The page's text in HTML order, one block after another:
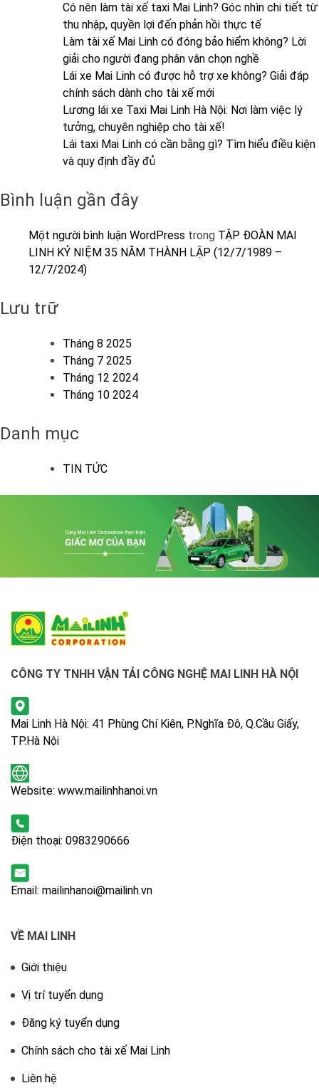
Có nên làm tài xế taxi Mai Linh? Góc nhìn chi tiết từ
thu nhập, quyền lợi đến phản hồi thực tế
Làm tài xế Mai Linh có đóng bảo hiểm không? Lời
giải cho người đang phân vân chọn nghề
Lái xe Mai Linh có được hỗ trợ xe không? Giải đáp
chính sách dành cho tài xế mới
Lương lái xe Taxi Mai Linh Hà Nội: Nơi làm việc lý
tưởng, chuyên nghiệp cho tài xế!
Lái taxi Mai Linh có cần bằng gì? Tìm hiểu điều kiện
và quy định đầy đủ
Bình luận gần đây
Một người bình luận WordPress trong TẬP ĐOÀN MAI
LINH KỶ NIỆM 35 NĂM THÀNH LẬP (12/7/1989 –
12/7/2024)
Lưu trữ
Tháng 8 2025
Tháng 7 2025
Tháng 12 2024
Tháng 10 2024
Danh mục
TIN TỨC
CÔNG TY TNHH VẬN TẢI CÔNG NGHỆ MAI LINH HÀ NỘI
Mai Linh Hà Nội: 41 Phùng Chí Kiên, P.Nghĩa Đô, Q.Cầu Giấy,
TP.Hà Nội
Website: www.mailinhhanoi.vn
Điện thoại: 0983290666
Email: mailinhanoi@mailinh.vn
VỀ MAI LINH
Giới thiệu
Vị trí tuyển dụng
Đăng ký tuyển dụng
Chính sách cho tài xế Mai Linh
Liên hệ